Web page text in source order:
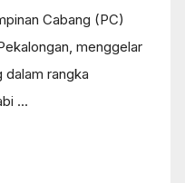
Cabang (PC)
menggelar
dalam rangka
...